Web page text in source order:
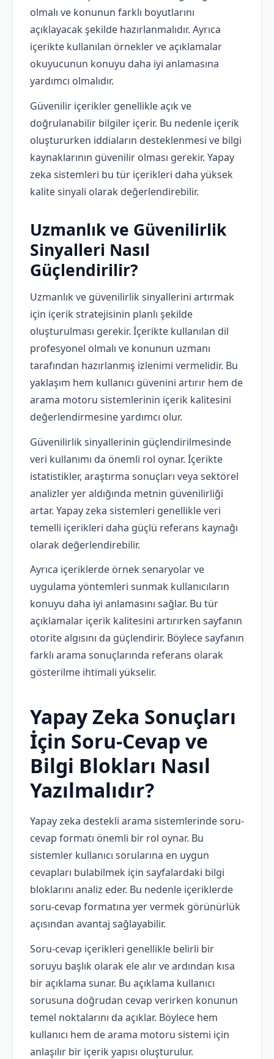
olmalı ve konunun farklı boyutlarını
açıklayacak şekilde hazırlanmalıdır. Ayrıca
içerikte kullanılan örnekler ve açıklamalar
okuyucunun konuyu daha iyi anlamasına
yardımcı olmalıdır.
Güvenilir içerikler genellikle açık ve
doğrulanabilir bilgiler içerir. Bu nedenle içerik
oluştururken iddiaların desteklenmesi ve bilgi
kaynaklarının güvenilir olması gerekir. Yapay
zeka sistemleri bu tür içerikleri daha yüksek
kalite sinyali olarak değerlendirebilir.
Uzmanlık ve Güvenilirlik
Sinyalleri Nasıl
Güçlendirilir?
Uzmanlık ve güvenilirlik sinyallerini artırmak
için içerik stratejisinin planlı şekilde
oluşturulması gerekir. İçerikte kullanılan dil
profesyonel olmalı ve konunun uzmanı
tarafından hazırlanmış izlenimi vermelidir. Bu
yaklaşım hem kullanıcı güvenini artırır hem de
arama motoru sistemlerinin içerik kalitesini
değerlendirmesine yardımcı olur.
Güvenilirlik sinyallerinin güçlendirilmesinde
veri kullanımı da önemli rol oynar. İçerikte
istatistikler, araştırma sonuçları veya sektörel
analizler yer aldığında metnin güvenilirliği
artar. Yapay zeka sistemleri genellikle veri
temelli içerikleri daha güçlü referans kaynağı
olarak değerlendirebilir.
Ayrıca içeriklerde örnek senaryolar ve
uygulama yöntemleri sunmak kullanıcıların
konuyu daha iyi anlamasını sağlar. Bu tür
açıklamalar içerik kalitesini artırırken sayfanın
otorite algısını da güçlendirir. Böylece sayfanın
farklı arama sonuçlarında referans olarak
gösterilme ihtimali yükselir.
Yapay Zeka Sonuçları
İçin Soru-Cevap ve
Bilgi Blokları Nasıl
Yazılmalıdır?
Yapay zeka destekli arama sistemlerinde soru-
cevap formatı önemli bir rol oynar. Bu
sistemler kullanıcı sorularına en uygun
cevapları bulabilmek için sayfalardaki bilgi
bloklarını analiz eder. Bu nedenle içeriklerde
soru-cevap formatına yer vermek görünürlük
açısından avantaj sağlayabilir.
Soru-cevap içerikleri genellikle belirli bir
soruyu başlık olarak ele alır ve ardından kısa
bir açıklama sunar. Bu açıklama kullanıcı
sorusuna doğrudan cevap verirken konunun
temel noktalarını da açıklar. Böylece hem
kullanıcı hem de arama motoru sistemi için
anlaşılır bir içerik yapısı oluşturulur.